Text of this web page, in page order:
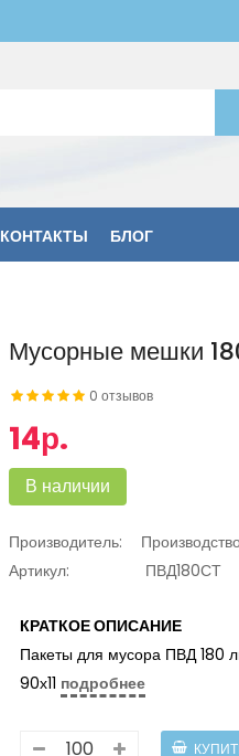
КОНТАКТЫ БЛОГ
Мусорные мешки
0 отзывов
14р.
В наличии
Производитель:
Артикул:
ПВД180СТ
КРАТКОЕ ОПИСАНИЕ
Пакеты для мусора ПВД 180
90х11 подробнее